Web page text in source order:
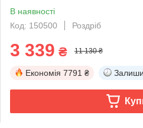
В наявності
Код: 150500
Роздріб
3 339 ₴ 11 130 ₴
Економія 7791 ₴